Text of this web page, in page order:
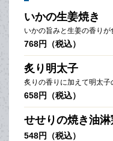
いかの生姜焼き
いかの旨みと生姜の香りが
768円（税込）
炙り明太子
炙りの香りに加えて明太子
658円（税込）
せせりの焼き油淋
548円（税込）